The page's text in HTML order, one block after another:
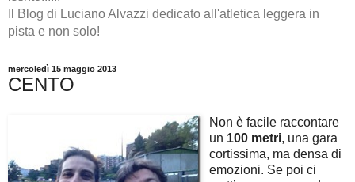
Il Blog di Luciano Alvazzi dedicato all'atletica leggera in
pista e non solo!
mercoledì 15 maggio 2013
CENTO
Non è facile raccontare
un 100 metri, una gara
cortissima, ma densa di
emozioni. Se poi ci